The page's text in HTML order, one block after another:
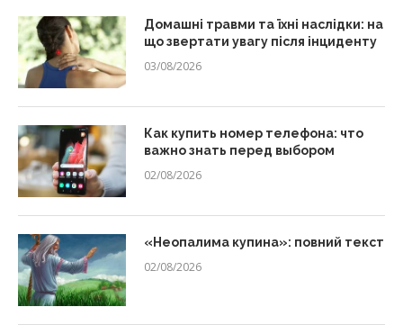
Домашні травми та їхні наслідки: на
що звертати увагу після інциденту
03/08/2026
Как купить номер телефона: что
важно знать перед выбором
02/08/2026
«Неопалима купина»: повний текст
02/08/2026